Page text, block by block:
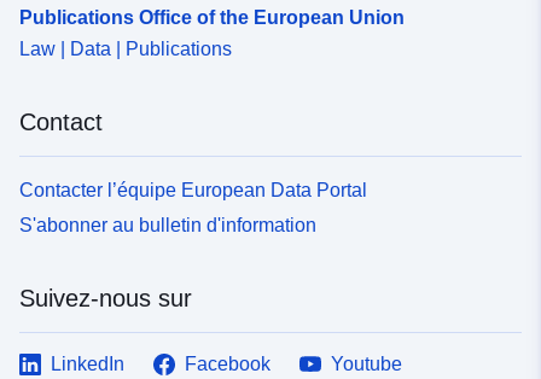
Publications Office of the European Union
Law | Data | Publications
Contact
Contacter l’équipe European Data Portal
S'abonner au bulletin d'information
Suivez-nous sur
LinkedIn Facebook
Youtube